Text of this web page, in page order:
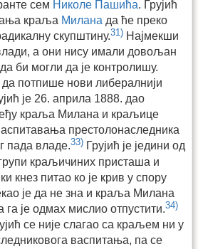
сем Николе Пашића. Грујић
краља Милана да ће преко
скупштину.31) Најмекши
а они нису имали довољан
би могли да је контролишу.
потпише нови либералнији
је 26. априла 1888. дао
краља Милана и краљице
престолонаследника
пада владе.33) Грујић је једини од
краљичиних присташа и
кнез питао ко је крив у спору
је да не зна и краља Милана
га је одмах мислио отпустити.34)
се није слагао са краљем ни у
васпитања, па се